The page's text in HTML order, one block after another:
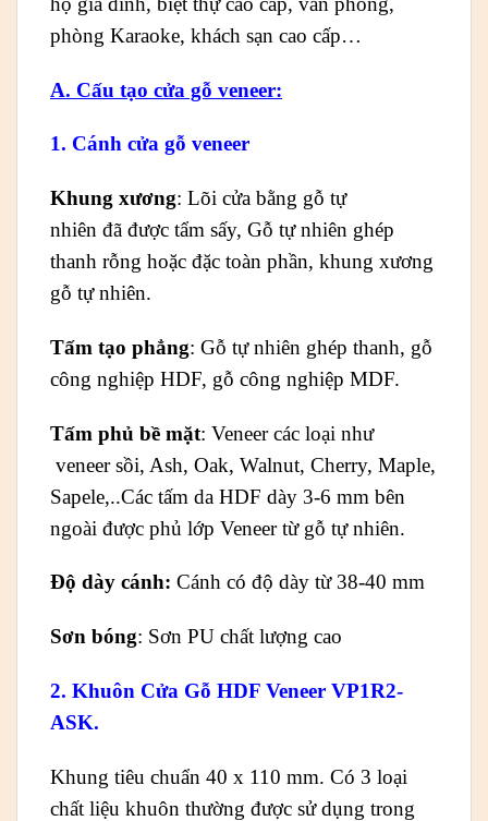
phòng Karaoke, khách sạn cao cấp…
A. Cấu tạo cửa gỗ veneer:
1. Cánh cửa gỗ veneer
Khung xương: Lõi cửa bằng gỗ tự
nhiên đã được tẩm sấy, Gỗ tự nhiên ghép
thanh rỗng hoặc đặc toàn phần, khung xương
gỗ tự nhiên.
Tấm tạo phẳng: Gỗ tự nhiên ghép thanh, gỗ
công nghiệp HDF, gỗ công nghiệp MDF.
Tấm phủ bề mặt: Veneer các loại như
veneer sồi, Ash, Oak, Walnut, Cherry, Maple,
Sapele,..Các tấm da HDF dày 3-6 mm bên
ngoài được phủ lớp Veneer từ gỗ tự nhiên.
Độ dày cánh: Cánh có độ dày từ 38-40 mm
Sơn bóng: Sơn PU chất lượng cao
2. Khuôn Cửa Gỗ HDF Veneer VP1R2-
ASK.
Khung tiêu chuẩn 40 x 110 mm. Có 3 loại
chất liệu khuôn thường được sử dụng trong